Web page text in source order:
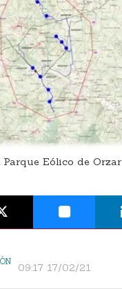
Eólico de Orzar
09:17 17/02/21